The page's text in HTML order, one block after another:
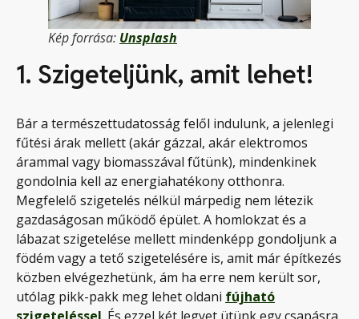
Kép forrása: Unsplash
1. Szigeteljünk, amit lehet!
Bár a természettudatosság felől indulunk, a jelenlegi
fűtési árak mellett (akár gázzal, akár elektromos
árammal vagy biomasszával fűtünk), mindenkinek
gondolnia kell az energiahatékony otthonra.
Megfelelő szigetelés nélkül márpedig nem létezik
gazdaságosan működő épület. A homlokzat és a
lábazat szigetelése mellett mindenképp gondoljunk a
födém vagy a tető szigetelésére is, amit már építkezés
közben elvégezhetünk, ám ha erre nem került sor,
utólag pikk-pakk meg lehet oldani fújható